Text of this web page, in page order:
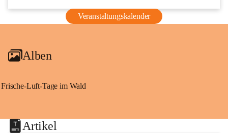
Veranstaltungskalender
Alben
Frische-Luft-Tage im Wald
Artikel